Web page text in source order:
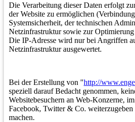
Die Verarbeitung dieser Daten erfolgt
der Website zu ermöglichen
Systemsicherheit, der technischen
Netzinfrastruktur sowie zur Optimierung
Die IP-Adresse wird nur bei Angriffen
Netzinfrastruktur ausgewertet.
Bei der Erstellung von "http://
speziell darauf Bedacht genommen,
Websitebesuchern an Web-Konzerne,
Facebook, Twitter & Co. weiterzugeben
machen.